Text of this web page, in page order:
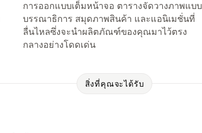
การออกแบบเต็มหน้าจอ ตารางจัดวางภาพแบบ
บรรณาธิการ สมุดภาพสินค้า และแอนิเมชั่นที่
ลื่นไหลซึ่งจะนำผลิตภัณฑ์ของคุณมาไว้ตรง
กลางอย่างโดดเด่น
สิ่งที่คุณจะได้รับ